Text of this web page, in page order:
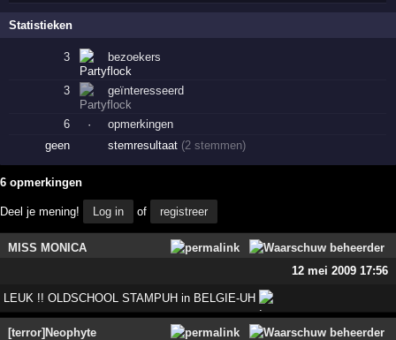
Statistieken
3 bezoekers
3 geïnteresseerd
6 ·
opmerkingen
geen
stemresultaat (2 stemmen)
6 opmerkingen
Deel je mening! Log in of registreer
MISS MONICA
12 mei 2009 17:56
LEUK !! OLDSCHOOL STAMPUH in BELGIE-UH
[terror]Neophyte